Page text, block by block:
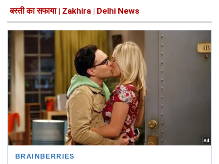
बस्ती का सफाया | Zakhira | Delhi News